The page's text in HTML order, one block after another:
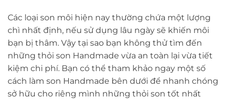
Các loại son môi hiện nay thường chứa một lượng
chì nhất định, nếu sử dụng lâu ngày sẽ khiến môi
bạn bị thâm. Vậy tại sao bạn không thử tìm đến
những thỏi son Handmade vừa an toàn lại vừa tiết
kiệm chi phí. Bạn có thể tham khảo ngay một số
cách làm son Handmade bên dưới để nhanh chóng
sở hữu cho riêng mình những thỏi son tốt nhất